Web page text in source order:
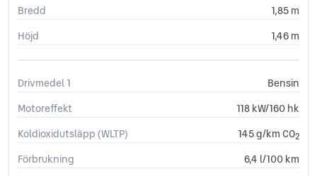
Bredd
1,85 m
Höjd
1,46 m
Drivmedel 1
Bensin
Motoreffekt
118 kW/160 hk
Koldioxidutsläpp (WLTP)
145 g/km CO2
Förbrukning
6,4 l/100 km